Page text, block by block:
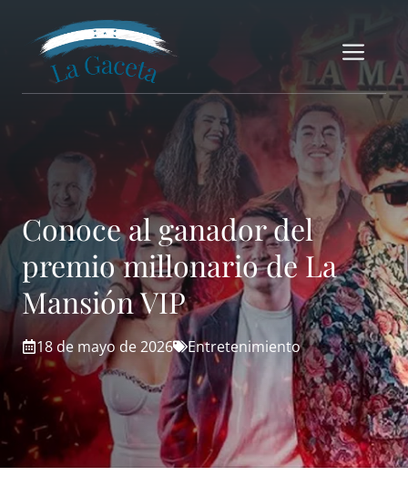
contenido
Conoce al ganador del
premio millonario de La
Mansión VIP
18 de mayo de 2026 Entretenimiento